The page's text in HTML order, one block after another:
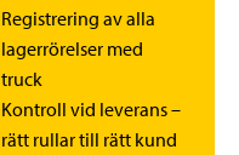
Registrering av alla
lagerrörelser med
truck
Kontroll vid leverans –
rätt rullar till rätt kund